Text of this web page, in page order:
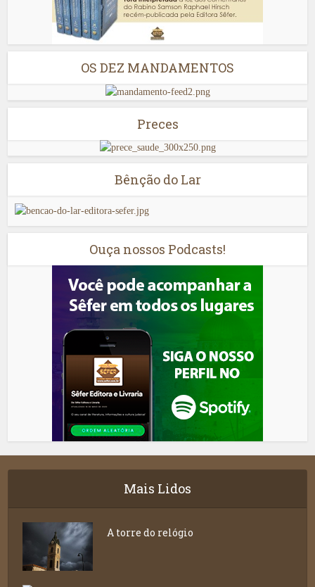
OS DEZ MANDAMENTOS
Preces
Bênção do Lar
Ouça nossos Podcasts!
Mais Lidos
A torre do relógio